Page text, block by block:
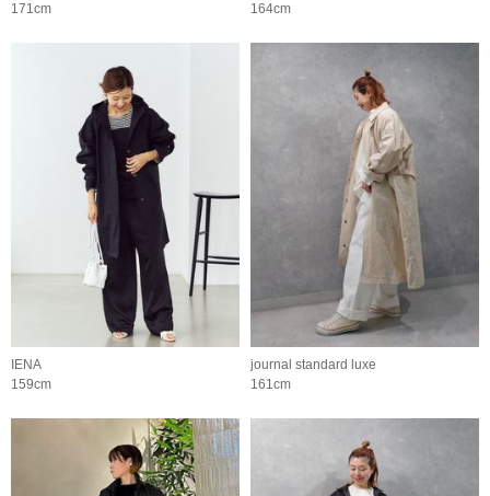
171cm
164cm
IENA
159cm
journal standard luxe
161cm